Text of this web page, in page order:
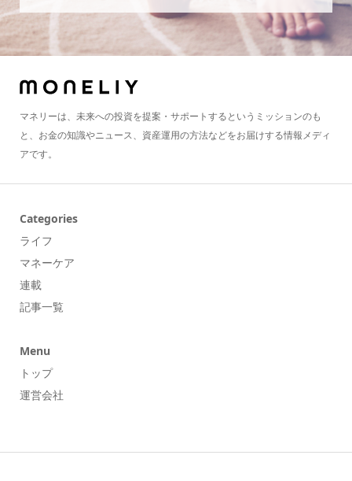
マネリーは、未来への投資を提案・サポートするというミッションのも
と、お金の知識やニュース、資産運用の方法などをお届けする情報メディ
アです。
Categories
ライフ
マネーケア
連載
記事一覧
Menu
トップ
運営会社